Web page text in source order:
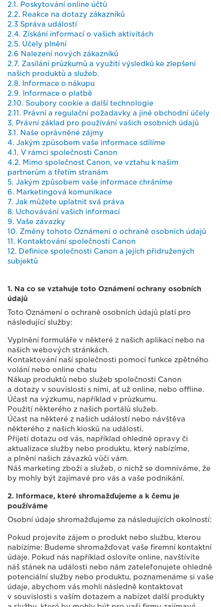
2.1. Poskytování online účtů
2.2. Reakce na dotazy zákazníků
2.3 Správa událostí
2.4. Získání informací o vašich aktivitách
2.5. Účely plnění
2.6 Nalezení nových zákazníků
2.7. Zasílání průzkumů a využití výsledků ke zlepšení
našich produktů a služeb.
2.8. Informace o nákupu
2.9. Informace o platbě
2.10. Soubory cookie a další technologie
2.11. Právní a regulační požadavky a jiné obchodní účely
3. Právní základ pro používání vašich osobních údajů
3.1. Naše oprávněné zájmy
4. Jakým způsobem vaše informace sdílíme
4.1. V rámci společnosti Canon
4.2. Mimo společnost Canon, ve vztahu k našim
partnerům a třetím stranám
5. Jakým způsobem vaše informace chráníme
6. Marketingová komunikace
7. Jak můžete uplatnit svá práva
8. Uchovávání vašich informací
9. Vaše závazky
10. Změny tohoto Oznámení o ochraně osobních údajů
11. Kontaktování společnosti Canon
12. Definice společnosti Canon a jejích přidružených
subjektů
1. Na co se vztahuje toto Oznámení ochrany osobních
údajů
Toto Oznámení o ochraně osobních údajů platí pro
následující služby:
Vyplnění formuláře v některé z našich aplikací nebo na
našich webových stránkách.
Kontaktování naší společnosti pomocí funkce zpětného
volání nebo online chatu
Nákup produktů nebo služeb společnosti Canon
a dotazy v souvislosti s nimi, ať už online, nebo offline.
Účast na výzkumu, například v průzkumu.
Použití některého z našich portálů služeb.
Účast na některé z našich událostí nebo návštěva
některého z našich kiosků na události.
Přijetí dotazu od vás, například ohledně opravy či
aktualizace služby nebo produktu, který nabízíme,
a plnění našich závazků vůči vám.
Náš marketing zboží a služeb, o nichž se domníváme, že
by mohly být zajímavé pro vás a vaše podnikání.
2. Informace, které shromažďujeme a k čemu je
používáme
Osobní údaje shromažďujeme za následujících okolností:
Pokud projevíte zájem o produkt nebo službu, kterou
nabízíme: Budeme shromažďovat vaše firemní kontaktní
údaje. Pokud nás například oslovíte online, navštívíte
náš stánek na události nebo nám zatelefonujete ohledně
potenciální služby nebo produktu, poznamenáme si vaše
údaje, abychom vás mohli následně kontaktovat
v souvislosti s vaším dotazem a nabízet další produkty